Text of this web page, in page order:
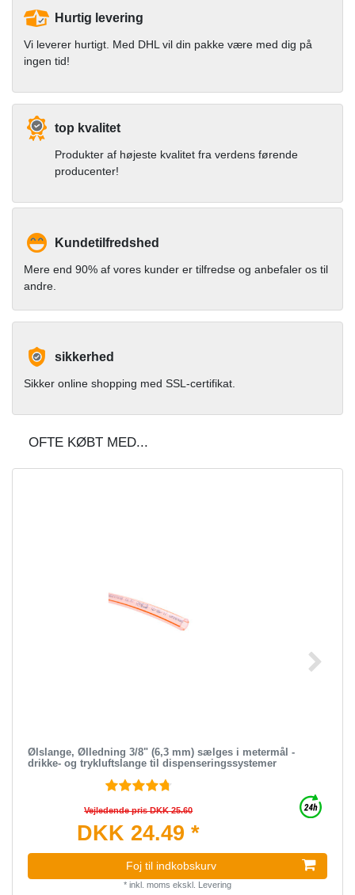
Hurtig levering
Vi leverer hurtigt. Med DHL vil din pakke være med dig på
ingen tid!
top kvalitet
Produkter af højeste kvalitet fra verdens førende
producenter!
Kundetilfredshed
Mere end 90% af vores kunder er tilfredse og anbefaler os til
andre.
sikkerhed
Sikker online shopping med SSL-certifikat.
OFTE KØBT MED...
Ølslange, Ølledning 3/8" (6,3 mm) sælges i metermål -
drikke- og trykluftslange til dispenseringssystemer
Vejledende pris DKK 25.60
DKK 24.49 *
Foj til indkobskurv
* inkl. moms ekskl. Levering